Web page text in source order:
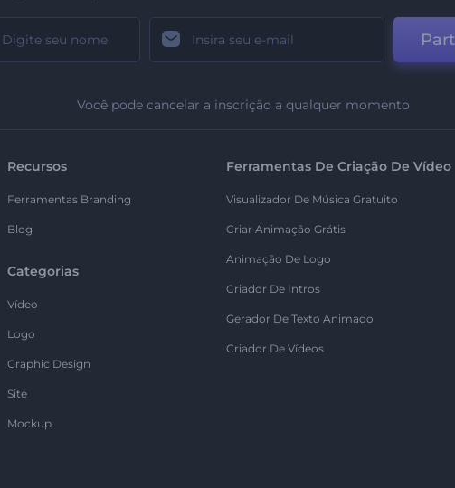
Você pode cancelar a inscrição a qualquer momento
Recursos
Ferramentas Branding
Blog
Categorias
Vídeo
Logo
Graphic Design
Site
Mockup
Ferramentas De Criação De Vídeo
Visualizador De Música Gratuito
Criar Animação Grátis
Animação De Logo
Criador De Intros
Gerador De Texto Animado
Criador De Vídeos